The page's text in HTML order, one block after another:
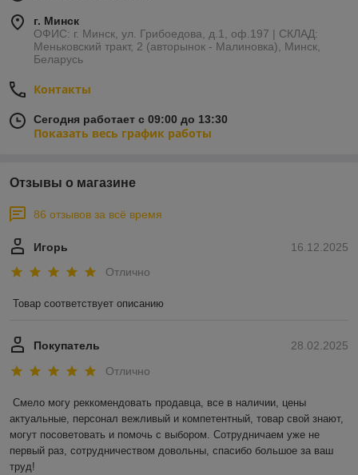
г. Минск
ОФИС: г. Минск, ул. Грибоедова, д.1, оф.197 | СКЛАД:
Меньковский тракт, 2 (авторынок - Малиновка), Минск,
Беларусь
Контакты
Сегодня работает с 09:00 до 13:30
Показать весь график работы
Отзывы о магазине
86 отзывов за всё время
16.12.2025
Игорь
Отлично
Товар соответствует описанию
28.02.2025
Покупатель
Отлично
Смело могу реккомендовать продавца, все в наличии, цены
актуальные, персонал вежливый и компетентный, товар свой знают,
могут посоветовать и помочь с выбором. Сотрудничаем уже не
первый раз, сотрудничеством довольны, спасибо большое за ваш
труд!